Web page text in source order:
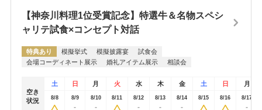
【神奈川料理1位受賞記念】特選牛＆名物スペシ
ャリテ試食×コンセプト対話
特典あり 模擬挙式 模擬披露宴
試食会
会場コーディネート展示
婚礼アイテム展示 相談会
空き
状況
土 日 月 火 水 木 金 土 日 月
8/8 8/9
-
8/10
-
8/11 8/12
-
8/13
-
8/14
-
8/15 8/16 8/17
-